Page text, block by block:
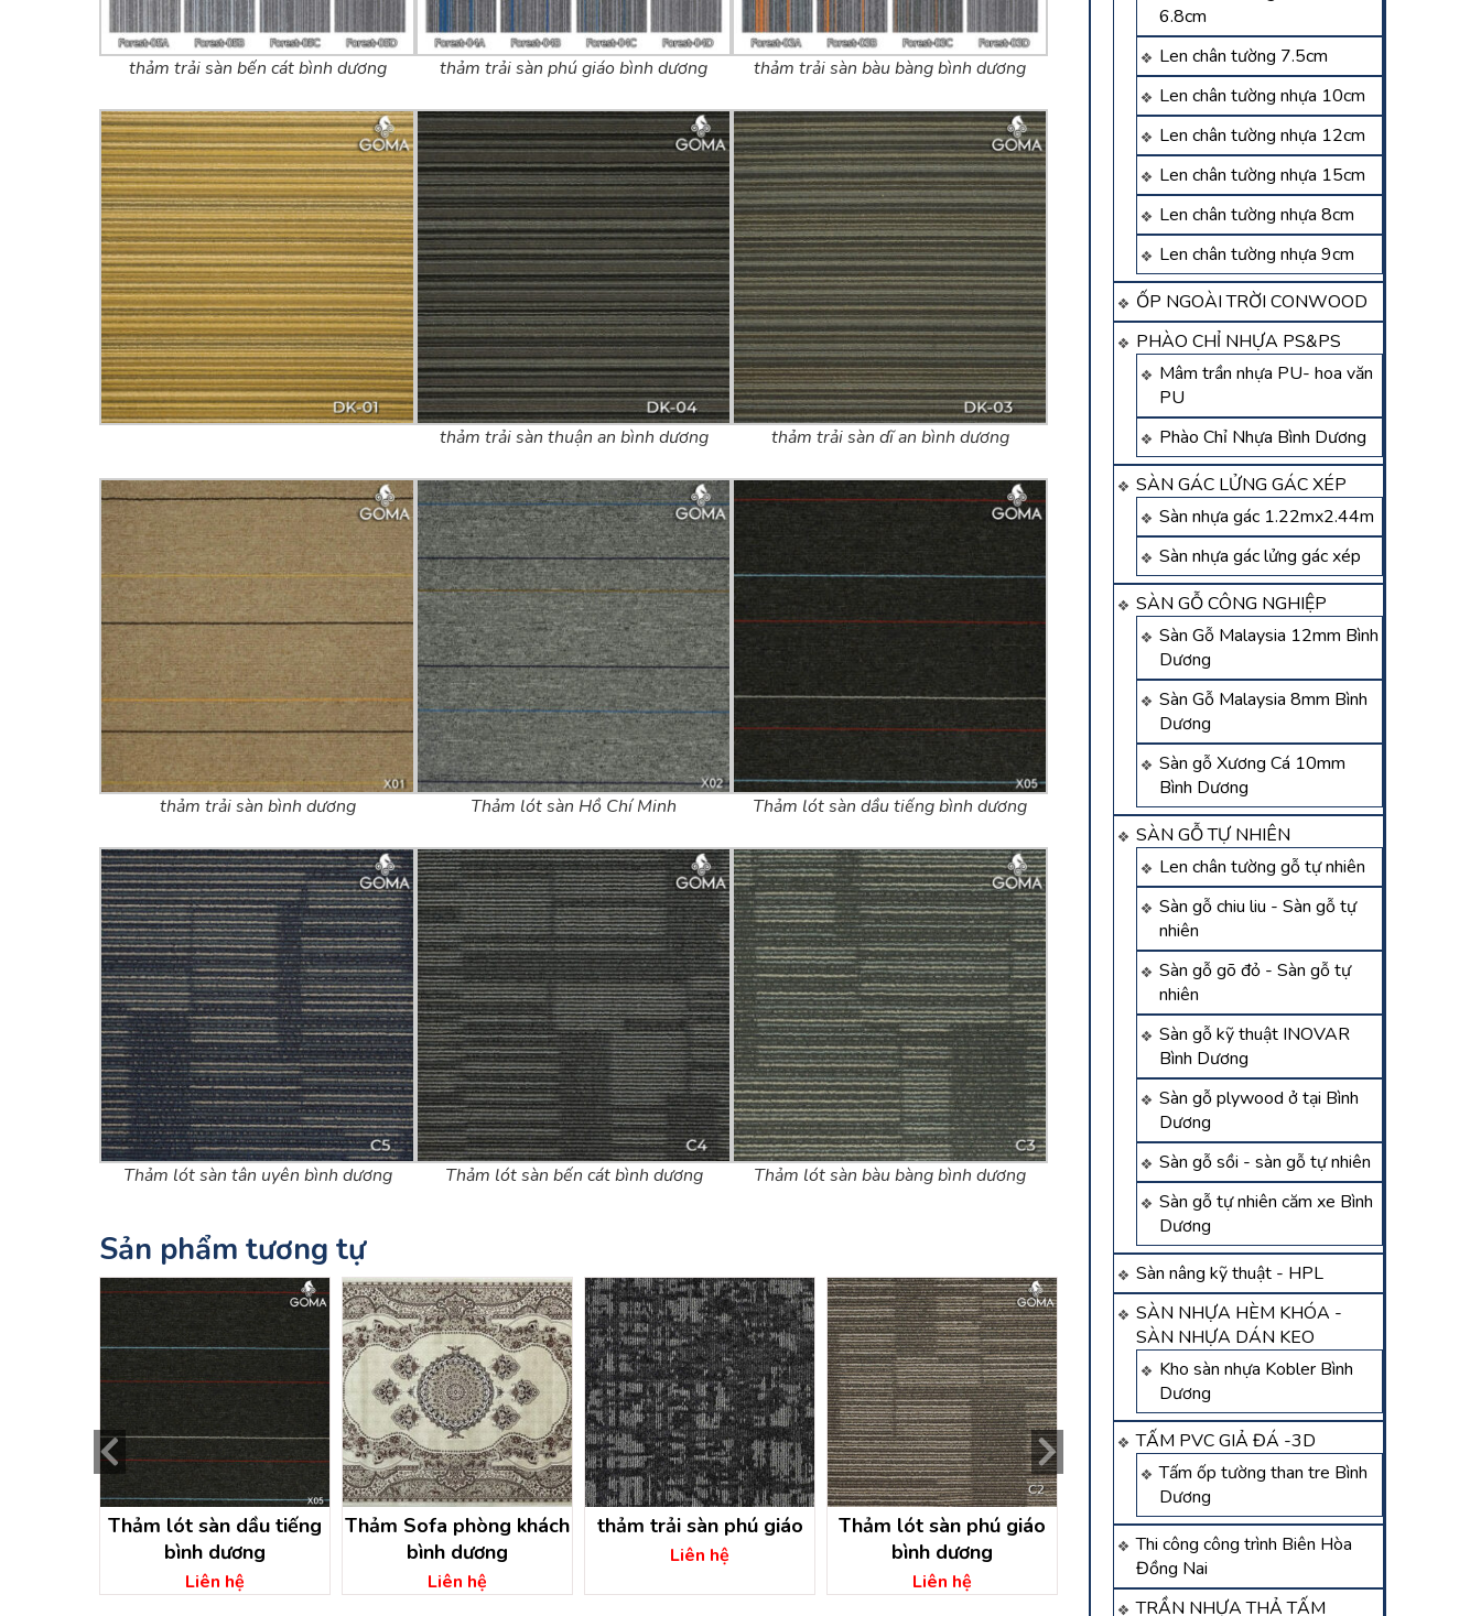
6.8cm
Len chân tường 7.5cm
Len chân tường nhựa 10cm
Len chân tường nhựa 12cm
Len chân tường nhựa 15cm
Len chân tường nhựa 8cm
Len chân tường nhựa 9cm
ỐP NGOÀI TRỜI CONWOOD
PHÀO CHỈ NHỰA PS&PS
Mâm trần nhựa PU- hoa văn
PU
Phào Chỉ Nhựa Bình Dương
SÀN GÁC LỬNG GÁC XÉP
Sàn nhựa gác 1.22mx2.44m
Sàn nhựa gác lửng gác xép
SÀN GỖ CÔNG NGHIỆP
Sàn Gỗ Malaysia 12mm Bình
Dương
Sàn Gỗ Malaysia 8mm Bình
Dương
Sàn gỗ Xương Cá 10mm
Bình Dương
SÀN GỖ TỰ NHIÊN
Len chân tường gỗ tự nhiên
Sàn gỗ chiu liu - Sàn gỗ tự
nhiên
Sàn gỗ gõ đỏ - Sàn gỗ tự
nhiên
Sàn gỗ kỹ thuật INOVAR
Bình Dương
Sàn gỗ plywood ở tại Bình
Dương
Sàn gỗ sồi - sàn gỗ tự nhiên
Sàn gỗ tự nhiên căm xe Bình
Dương
Sàn nâng kỹ thuật - HPL
SÀN NHỰA HÈM KHÓA -
SÀN NHỰA DÁN KEO
Kho sàn nhựa Kobler Bình
Dương
TẤM PVC GIẢ ĐÁ -3D
Tấm ốp tường than tre Bình
Dương
Thi công công trình Biên Hòa
Đồng Nai
TRẦN NHỰA THẢ TẤM
thảm trải sàn bến cát bình dương thảm trải sàn phú giáo bình dương thảm trải sàn bàu bàng bình dương
thảm trải sàn thuận an bình dương thảm trải sàn dĩ an bình dương
thảm trải sàn bình dương Thảm lót sàn Hồ Chí Minh Thảm lót sàn dầu tiếng bình dương
Thảm lót sàn tân uyên bình dương Thảm lót sàn bến cát bình dương Thảm lót sàn bàu bàng bình dương
Sản phẩm tương tự
Thảm lót sàn dầu tiếng
bình dương
Liên hệ
Thảm Sofa phòng khách
bình dương
Liên hệ
thảm trải sàn phú giáo
Liên hệ
Thảm lót sàn phú giáo
bình dương
Liên hệ
thảm trải sàn tân uyên
Liên hệ
Thảm lót sàn